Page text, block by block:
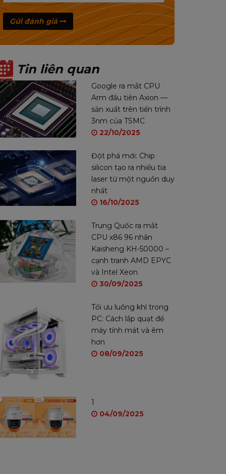
Gửi đánh giá
Tin liên quan
Google ra mắt CPU
Arm đầu tiên Axion —
sản xuất trên tiến trình
3nm của TSMC
22/10/2025
Đột phá mới: Chip
silicon tạo ra nhiều tia
laser từ một nguồn duy
nhất
16/10/2025
Trung Quốc ra mắt
CPU x86 96 nhân
Kaisheng KH-50000 –
cạnh tranh AMD EPYC
và Intel Xeon
30/09/2025
Tối ưu luồng khí trong
PC: Cách lắp quạt để
máy tính mát và êm
hơn
08/09/2025
1
04/09/2025